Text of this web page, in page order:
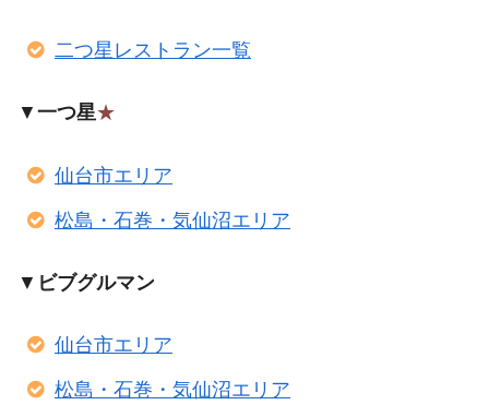
二つ星レストラン一覧
▼ 一つ星★
仙台市エリア
松島・石巻・気仙沼エリア
▼ ビブグルマン
仙台市エリア
松島・石巻・気仙沼エリア